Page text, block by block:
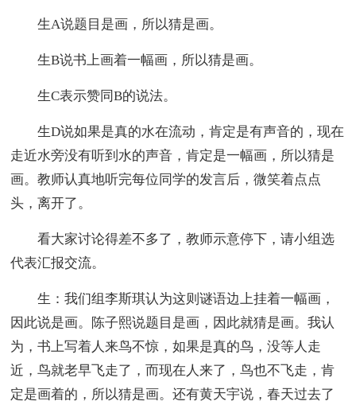
生A说题目是画，所以猜是画。
生B说书上画着一幅画，所以猜是画。
生C表示赞同B的说法。
生D说如果是真的水在流动，肯定是有声音的，现在
走近水旁没有听到水的声音，肯定是一幅画，所以猜是
画。教师认真地听完每位同学的发言后，微笑着点点
头，离开了。
看大家讨论得差不多了，教师示意停下，请小组选
代表汇报交流。
生：我们组李斯琪认为这则谜语边上挂着一幅画，
因此说是画。陈子熙说题目是画，因此就猜是画。我认
为，书上写着人来鸟不惊，如果是真的鸟，没等人走
近，鸟就老早飞走了，而现在人来了，鸟也不飞走，肯
定是画着的，所以猜是画。还有黄天宇说，春天过去了